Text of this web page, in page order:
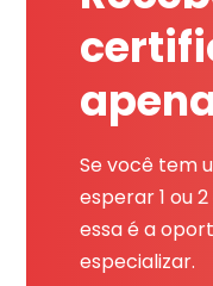
Se você tem
esperar 1 ou
essa é a
especializar.